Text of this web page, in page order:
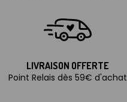
LIVRAISON OFFERTE
Point Relais dès 59€ d'achat